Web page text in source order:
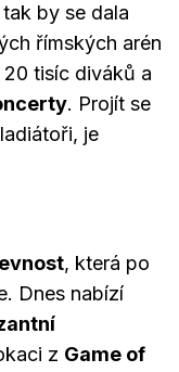
tak by se dala
římských arén
tisíc diváků a
. Projít se
je
, která po
Dnes nabízí
z Game of